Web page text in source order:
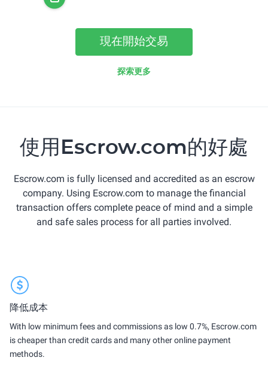
現在開始交易
探索更多
使用Escrow.com的好處
Escrow.com is fully licensed and accredited as an escrow
company. Using Escrow.com to manage the financial
transaction offers complete peace of mind and a simple
and safe sales process for all parties involved.
降低成本
With low minimum fees and commissions as low 0.7%, Escrow.com
is cheaper than credit cards and many other online payment
methods.